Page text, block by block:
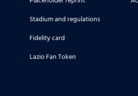
Stadium and regulations
Fidelity card
Lazio Fan Token